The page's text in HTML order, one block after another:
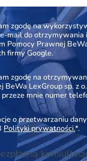
zgodę na
mail do otrzymywania
Pomocy Prawnej
firmy Google.
zgodę na
BeWa LexGroup sp. z
przeze mnie numer
o przetwarzaniu
Polityki prywatności.*.